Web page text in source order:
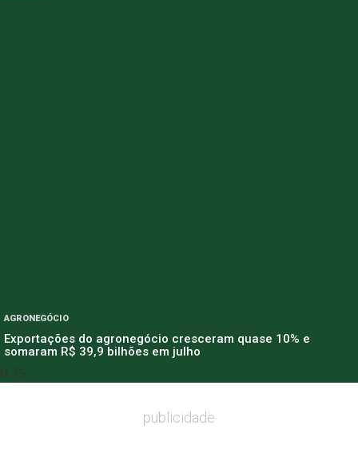
AGRONEGÓCIO
Exportações do agronegócio cresceram quase 10% e
somaram R$ 39,9 bilhões em julho
publicidade